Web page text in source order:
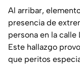
Al arribar,
presencia de
persona en la calle
Este hallazgo
que peritos